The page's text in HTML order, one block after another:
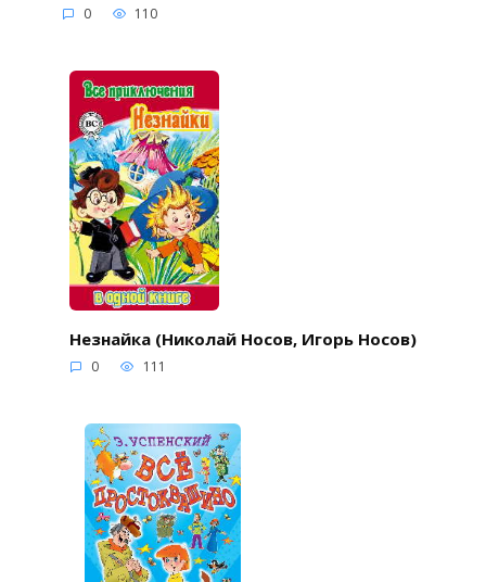
0 110
Незнайка (Николай Носов, Игорь Носов)
0 111